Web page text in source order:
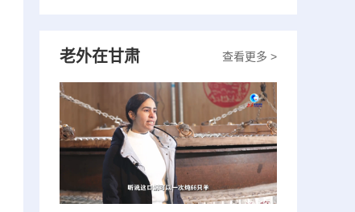
查看更多 >
老外在甘肃